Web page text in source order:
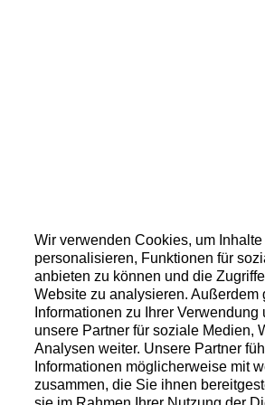
Wir verwenden Cookies, um
personalisieren, Funktionen für
anbieten zu können und die
Website zu analysieren. Außerdem
Informationen zu Ihrer
unsere Partner für soziale Medien,
Analysen weiter. Unsere Partner
Informationen möglicherweise mit
zusammen, die Sie ihnen